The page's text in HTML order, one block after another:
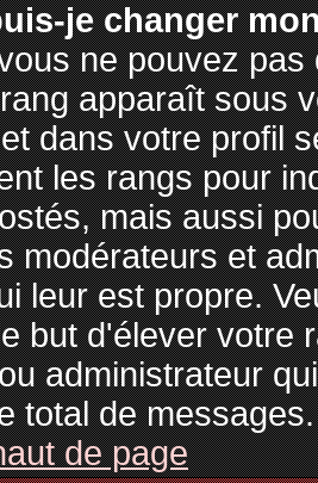
je changer
ne pouvez
apparaît sous
dans votre profil
les rangs pour
mais aussi
modérateurs et
leur est propre.
but d'élever votre
administrateur
total de messages.
de page